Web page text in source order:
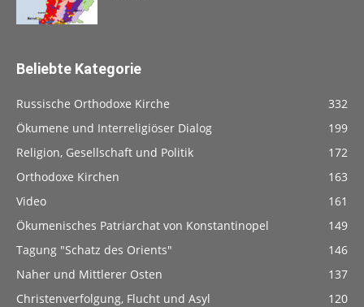
Beliebte Kategorie
Russische Orthodoxe Kirche
332
Ökumene und Interreligiöser Dialog
199
Religion, Gesellschaft und Politik
172
Orthodoxe Kirchen
163
Video
161
Ökumenisches Patriarchat von Konstantinopel
149
Tagung "Schatz des Orients"
146
Naher und Mittlerer Osten
137
Christenverfolgung, Flucht und Asyl
120